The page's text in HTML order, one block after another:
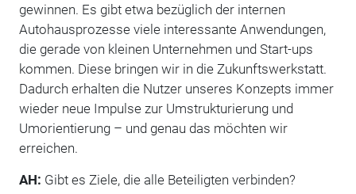
gewinnen. Es gibt etwa bezüglich der internen
Autohausprozesse viele interessante Anwendungen,
die gerade von kleinen Unternehmen und Start-ups
kommen. Diese bringen wir in die Zukunftswerkstatt.
Dadurch erhalten die Nutzer unseres Konzepts immer
wieder neue Impulse zur Umstrukturierung und
Umorientierung – und genau das möchten wir
erreichen.
AH: Gibt es Ziele, die alle Beteiligten verbinden?